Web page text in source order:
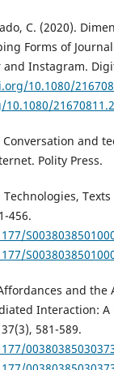
C. (2020).
Forms of
and Instagram.
10.1080/
and
Polity Press.
456.
and the
Interaction: A
581-589.